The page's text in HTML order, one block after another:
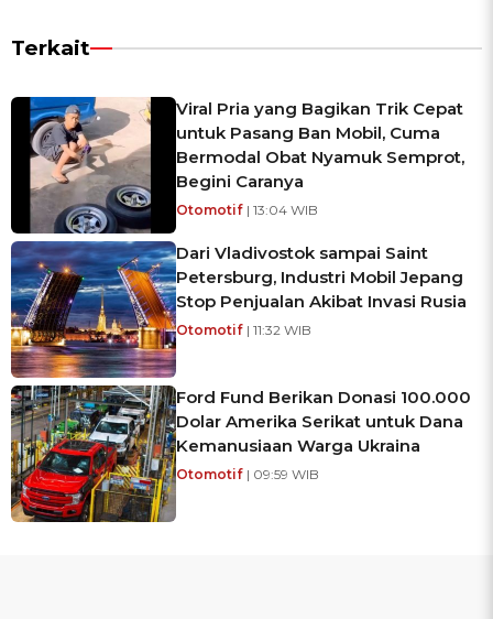
Terkait
Viral Pria yang Bagikan Trik Cepat
untuk Pasang Ban Mobil, Cuma
Bermodal Obat Nyamuk Semprot,
Begini Caranya
Otomotif | 13:04 WIB
Dari Vladivostok sampai Saint
Petersburg, Industri Mobil Jepang
Stop Penjualan Akibat Invasi Rusia
Otomotif | 11:32 WIB
Ford Fund Berikan Donasi 100.000
Dolar Amerika Serikat untuk Dana
Kemanusiaan Warga Ukraina
Otomotif | 09:59 WIB